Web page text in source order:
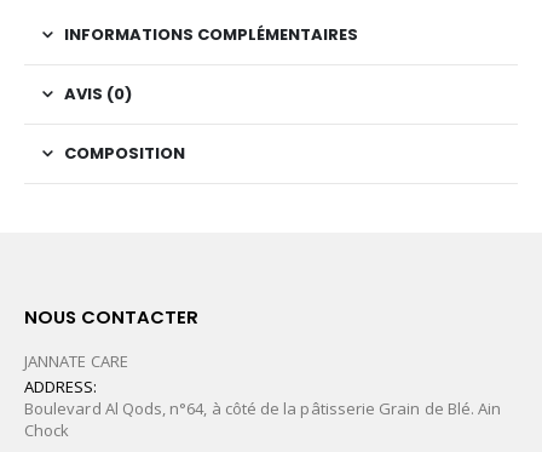
INFORMATIONS COMPLÉMENTAIRES
AVIS (0)
COMPOSITION
NOUS CONTACTER
JANNATE CARE
ADDRESS:
Boulevard Al Qods, n°64, à côté de la pâtisserie Grain de Blé. Ain
Chock